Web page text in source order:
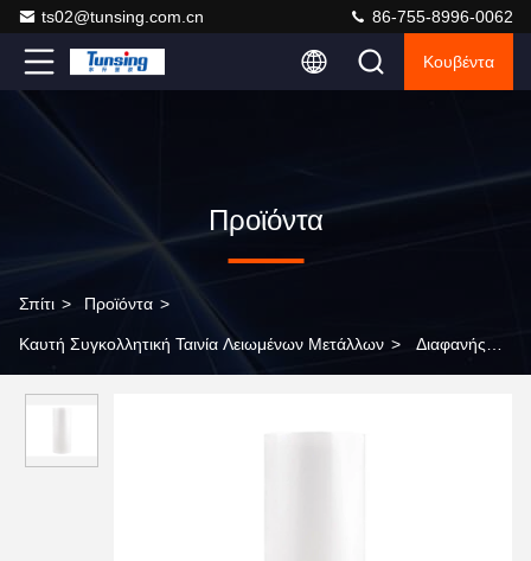
ts02@tunsing.com.cn 86-755-8996-0062
Κουβέντα
Προϊόντα
Σπίτι > Προϊόντα >
Καυτή Συγκολλητική Ταινία Λειωμένων Μετάλλων > Διαφανής